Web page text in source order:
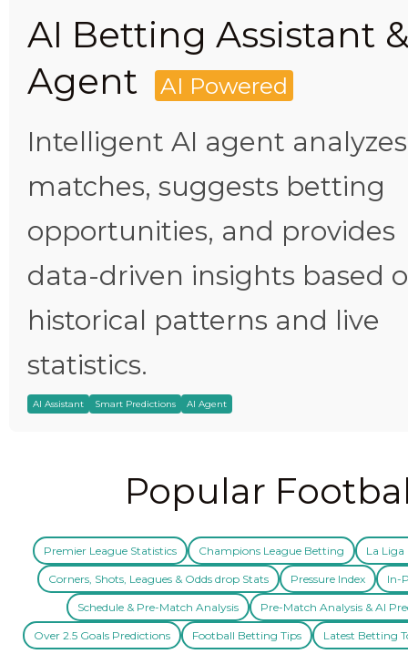
AI Betting Assistant
Agent
AI Powered
Intelligent AI agent analyzes
matches, suggests betting
opportunities, and provides
data-driven insights based
historical patterns and live
statistics.
AI Assistant Smart Predictions AI Agent
Popular
Premier League Statistics Champions League Betting La Liga
Corners, Shots, Leagues & Odds drop Stats Pressure Index In-
Schedule & Pre-Match Analysis Pre-Match Analysis & AI
Over 2.5 Goals Predictions Football Betting Tips Latest Betting